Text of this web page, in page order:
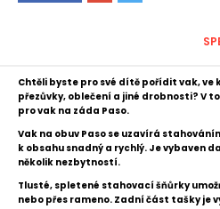
Chtěli byste pro své dítě pořídit vak, ve
přezůvky, oblečení a jiné drobnosti? V
pro vak na záda Paso.
Vak na obuv Paso se uzavírá
k obsahu snadný a rychlý. Je vybaven
několik nezbytností.
Tlusté, spletené stahovací šňůrky
nebo přes rameno. Zadní část tašky je